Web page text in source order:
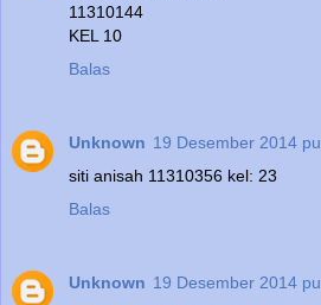
11310144
KEL 10
Balas
Unknown 19 Desember 2014
siti anisah 11310356 kel: 23
Balas
Unknown 19 Desember 2014